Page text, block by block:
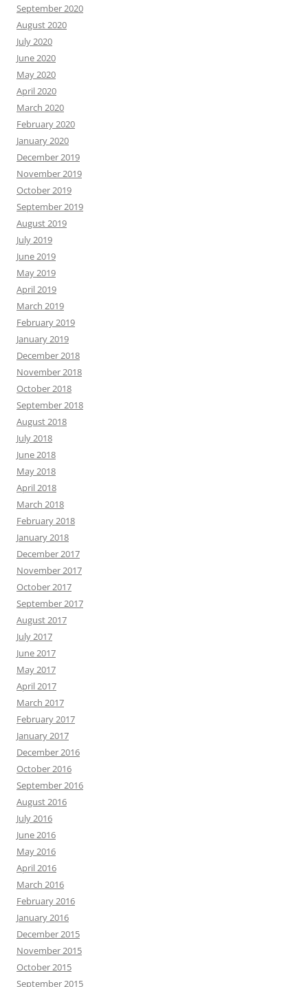
September 2020
August 2020
July 2020
June 2020
May 2020
April 2020
March 2020
February 2020
January 2020
December 2019
November 2019
October 2019
September 2019
August 2019
July 2019
June 2019
May 2019
April 2019
March 2019
February 2019
January 2019
December 2018
November 2018
October 2018
September 2018
August 2018
July 2018
June 2018
May 2018
April 2018
March 2018
February 2018
January 2018
December 2017
November 2017
October 2017
September 2017
August 2017
July 2017
June 2017
May 2017
April 2017
March 2017
February 2017
January 2017
December 2016
October 2016
September 2016
August 2016
July 2016
June 2016
May 2016
April 2016
March 2016
February 2016
January 2016
December 2015
November 2015
October 2015
September 2015